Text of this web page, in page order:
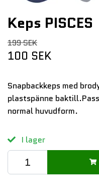
Keps PISCES
199 SEK
100 SEK
Snapbackkeps med
plastspänne
normal huvudform.
I lager